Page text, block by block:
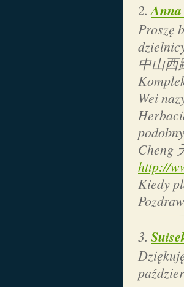
Anna
Proszę
中山西
Wei
Cheng
http://
Kiedy